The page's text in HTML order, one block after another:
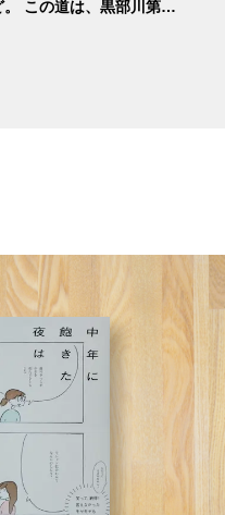
。 この道は、黒部川第…